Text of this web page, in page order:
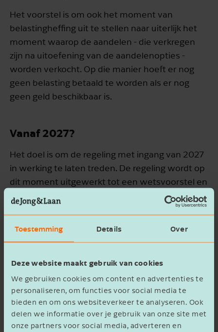
Toestemming Details Over
Deze website maakt gebruik van cookies
We gebruiken cookies om content en advertenties te
personaliseren, om functies voor social media te
bieden en om ons websiteverkeer te analyseren. Ook
delen we informatie over je gebruik van onze site met
onze partners voor social media, adverteren en
Het voorstel is om ook het moment van
belastingheffing uit te stellen naar uiterlijk het
moment waarop de aandelen - die verkregen
zijn na uitoefening van de aandelenopties -
worden verkocht. Op die manier hoeft er nog
geen belasting betaald te worden als er nog
geen geld beschikbaar is.
Vanaf 2027?
Het doel is om de regeling met ingang van 2027
in werking te laten treden. De regeling wordt op
dit moment uitgewerkt tot een wetsvoorstel en
is dus nog niet definitief. De Tweede Kamer
wordt voor het zomerreces nader geïnformeerd.
actuele mogelijkheden voor jouw specifieke